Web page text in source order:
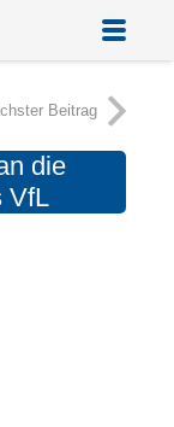
Beitrag
die
VfL